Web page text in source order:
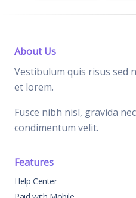
About Us
Vestibulum quis risus sed
et lorem.
Fusce nibh nisl, gravida
condimentum velit.
Features
Help Center